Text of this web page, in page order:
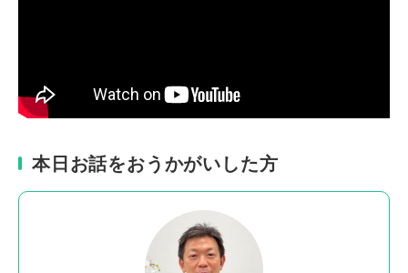
本日お話をおうかがいした方